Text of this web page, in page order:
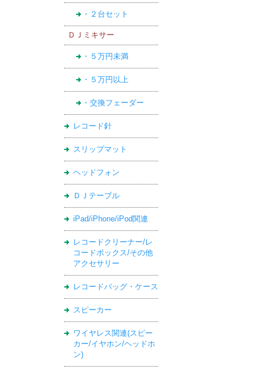
・２台セット
ＤＪミキサー
・５万円未満
・５万円以上
・交換フェーダー
レコード針
スリップマット
ヘッドフォン
ＤＪテーブル
iPad/iPhone/iPod関連
レコードクリーナー/レ
コードボックス/その他
アクセサリー
レコードバッグ・ケース
スピーカー
ワイヤレス関連(スピー
カー/イヤホン/ヘッドホ
ン)